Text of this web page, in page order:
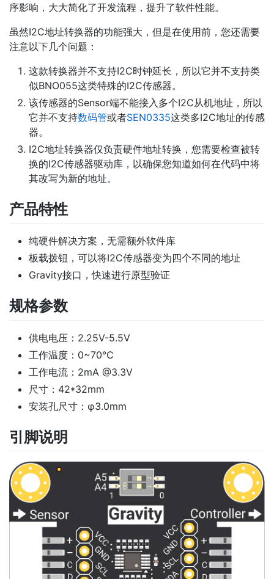
序影响，大大简化了开发流程，提升了软件性能。
虽然I2C地址转换器的功能强大，但是在使用前，您还需要
注意以下几个问题：
这款转换器并不支持I2C时钟延长，所以它并不支持类
似BNO055这类特殊的I2C传感器。
该传感器的Sensor端不能接入多个I2C从机地址，所以
它并不支持数码管或者SEN0335这类多I2C地址的传感
器。
I2C地址转换器仅负责硬件地址转换，您需要检查被转
换的I2C传感器驱动库，以确保您知道如何在代码中将
其改写为新的地址。
产品特性
纯硬件解决方案，无需额外软件库
板载拨钮，可以将I2C传感器变为四个不同的地址
Gravity接口，快速进行原型验证
规格参数
供电电压：2.25V-5.5V
工作温度：0~70℃
工作电流：2mA @3.3V
尺寸：42*32mm
安装孔尺寸：φ3.0mm
引脚说明